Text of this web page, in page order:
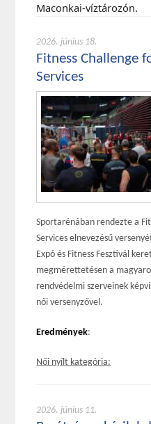
Maconkai-víztározón.
2026. június 18.
Fitness Challenge
Services
Sportarénában rendezte a
Services elnevezésű
Expó és Fitness Fesztivál
megmérettetésen a
rendvédelmi szerveinek
női versenyzővel.
Eredmények:
Női nyílt kategória:
2026. június 11.